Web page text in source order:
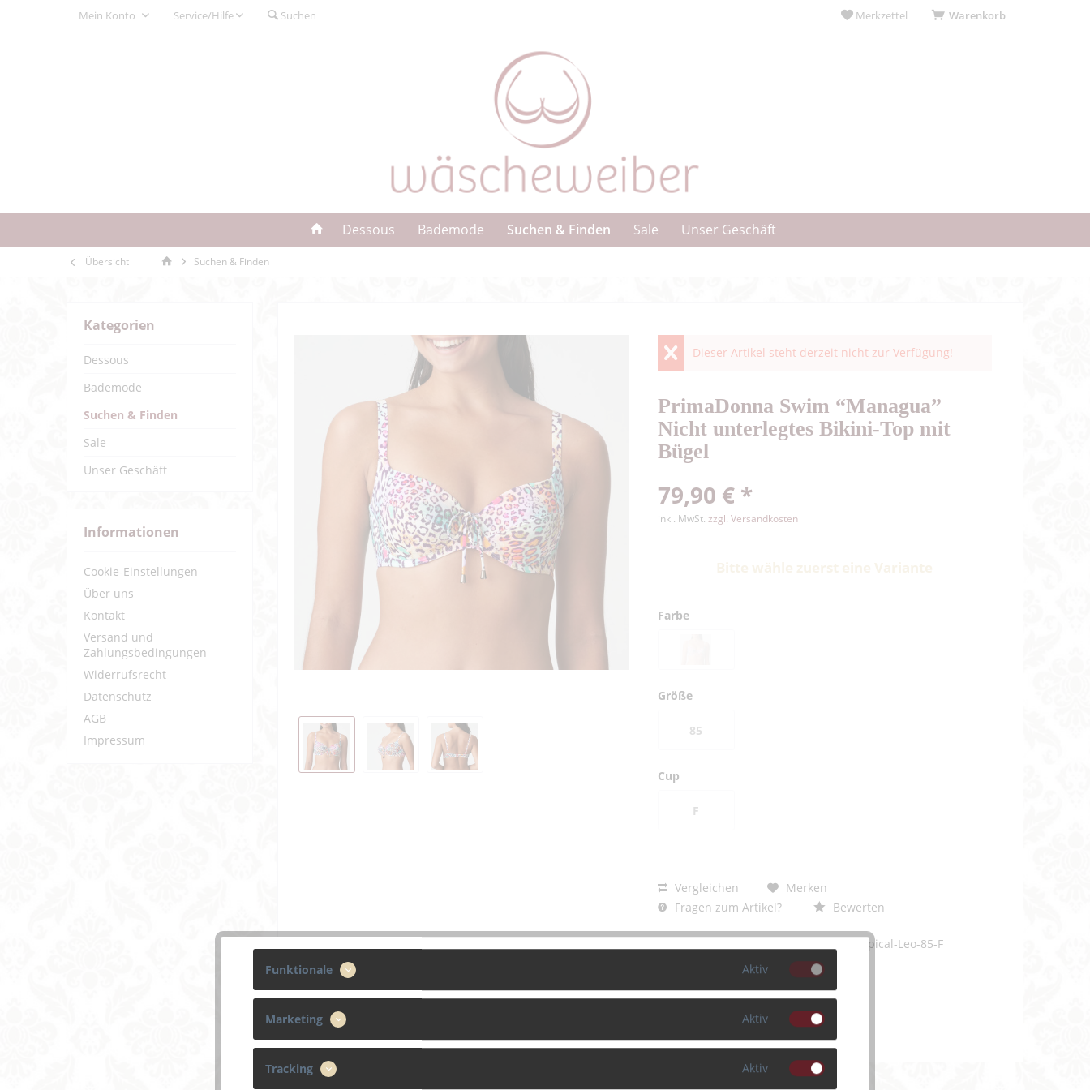
Warenkorb
Merkzettel
Mein Konto Service/Hilfe Suchen
Dessous Bademode Suchen & Finden Sale Unser Geschäft
Übersicht Suchen & Finden
Kategorien
Dessous
Bademode
Suchen & Finden
Sale
Unser Geschäft
Informationen
Cookie-Einstellungen
Über uns
Kontakt
Versand und
Zahlungsbedingungen
Widerrufsrecht
Datenschutz
AGB
Impressum
Dieser Artikel steht derzeit nicht zur Verfügung!
PrimaDonna Swim “Managua”
Nicht unterlegtes Bikini-Top mit
Bügel
79,90 € *
inkl. MwSt. zzgl. Versandkosten
Farbe
Größe
85
Cup
F
Vergleichen
Merken
Fragen zum Artikel?
Bewerten
PDS400-7610-Tropical-Leo-85-F
Funktionale Aktiv
Marketing Aktiv
Tracking Aktiv